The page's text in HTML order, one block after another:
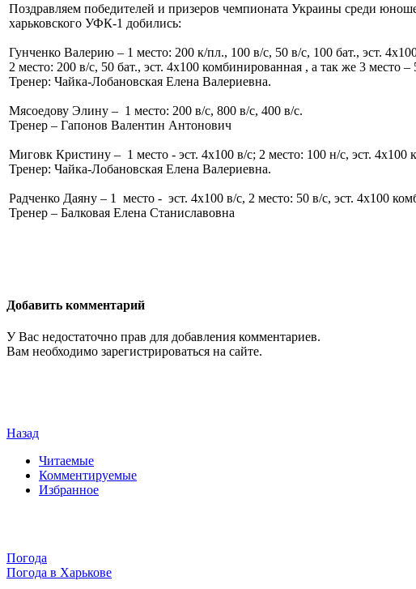
Поздравляем победителей и призеров чемпионата Украины среди
харьковского УФК-1 добились:
Гунченко Валерию – 1 место: 200 к/пл., 100 в/с, 50 в/с, 100 бат., эст.
2 место: 200 в/с, 50 бат., эст. 4х100 комбинированная , а так же 3 место –
Тренер: Чайка-Лобановская Елена Валериевна.
Мясоедову Элину – 1 место: 200 в/с, 800 в/с, 400 в/с.
Тренер – Гапонов Валентин Антонович
Миговк Кристину – 1 место - эст. 4х100 в/с; 2 место: 100 н/с, эст. 4х100
Тренер: Чайка-Лобановская Елена Валериевна.
Радченко Даяну – 1 место - эст. 4х100 в/с, 2 место: 50 в/с, эст. 4х100
Тренер – Балковая Елена Станиславовна
Добавить комментарий
У Вас недостаточно прав для добавления комментариев.
Вам необходимо зарегистрироваться на сайте.
Назад
Читаемые
Комментируемые
Избранное
Погода
Погода в Харькове